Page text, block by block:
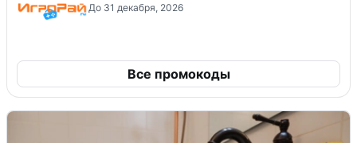
До 31 декабря, 2026
Все промокоды